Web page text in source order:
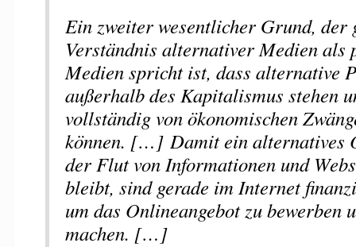
Ein zweiter wesentlicher Grund, der
Verständnis alternativer Medien als
Medien spricht ist, dass alternative
außerhalb des Kapitalismus stehen
vollständig von ökonomischen
können. […] Damit ein alternatives
der Flut von Informationen und
bleibt, sind gerade im Internet
um das Onlineangebot zu bewerben
machen. […]